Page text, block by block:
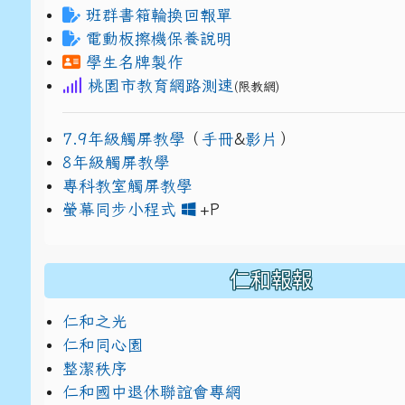
班群書箱輪換回報單
電動板擦機保養說明
學生名牌製作
桃園市教育網路測速 (限教網)
7.9年級觸屏教學 （ 手冊&影片 ）
8年級觸屏教學
專科教室觸屏教學
螢幕同步小程式
+Plink to https://
link to https://
仁和報報
仁和之光
仁和同心園
整潔秩序
仁和國中退休聯誼會專網